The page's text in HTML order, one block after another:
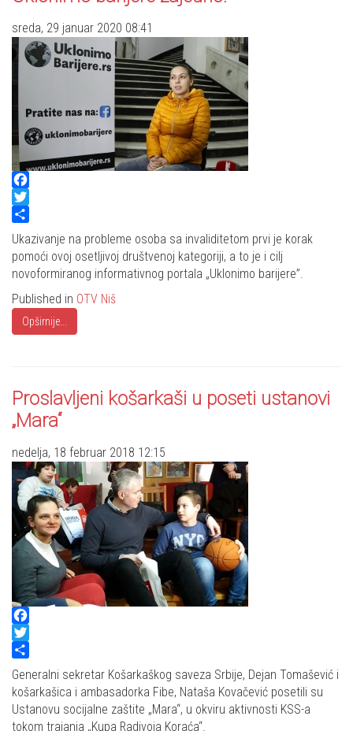
sreda, 29 januar 2020 08:41
Facebook
Twitter
Share
Ukazivanje na probleme osoba sa invaliditetom prvi je korak
pomoći ovoj osetljivoj društvenoj kategoriji, a to je i cilj
novoformiranog informativnog portala „Uklonimo barijere”.
Published in OTV Niš
Opširnije...
Proslavljeni košarkaši u poseti ustanovi
„Mara“
nedelja, 18 februar 2018 12:15
Facebook
Twitter
Share
Generalni sekretar Košarkaškog saveza Srbije, Dejan Tomašević i
košarkašica i ambasadorka Fibe, Nataša Kovačević posetili su
Ustanovu socijalne zaštite „Mara“, u okviru aktivnosti KSS-a
tokom trajanja „Kupa Radivoja Koraća“.